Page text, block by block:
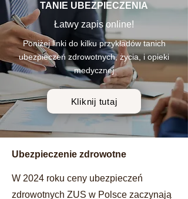
TANIE UBEZPIECZENIA
Łatwy zapis online!
Poniżej linki do kilku przykładów tanich
ubezpieczeń zdrowotnych, życia, i opieki
medycznej
Kliknij tutaj
Ubezpieczenie zdrowotne
W 2024 roku ceny ubezpieczeń
zdrowotnych ZUS w Polsce zaczynają